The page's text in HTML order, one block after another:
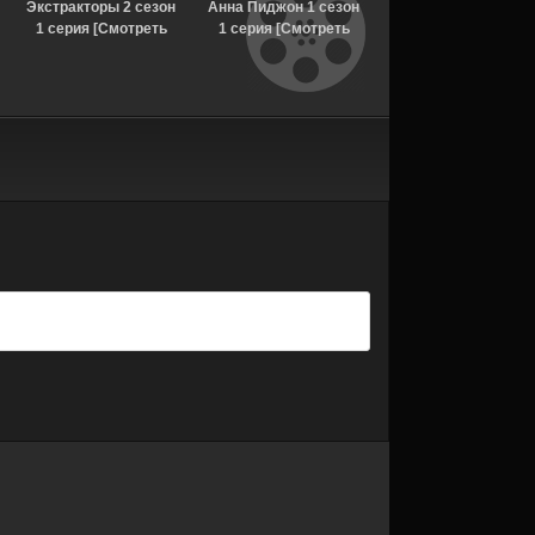
Экстракторы 2 сезон
1 серия [Смотреть
Анна Пиджон 1 сезон
1 серия [Смотреть
Онлайн]